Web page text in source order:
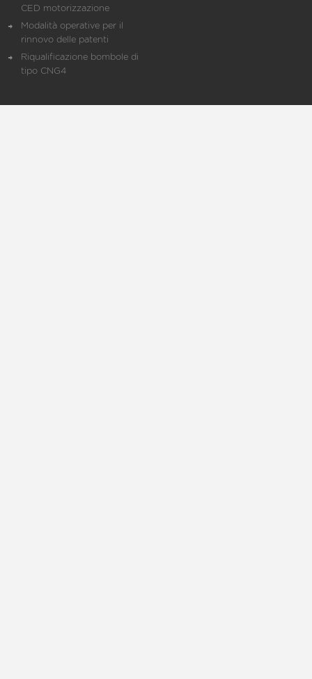
CED motorizzazione
Modalità operative per il
rinnovo delle patenti
Riqualificazione bombole di
tipo CNG4